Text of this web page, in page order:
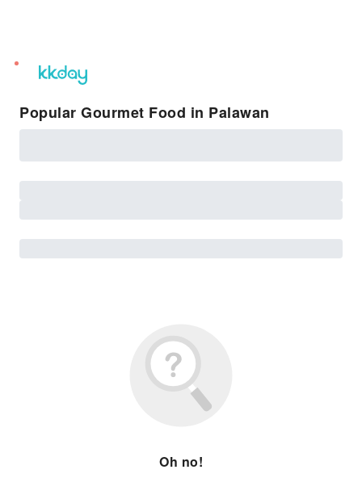
unread
notifications
Popular Gourmet Food in Palawan
Oh no!